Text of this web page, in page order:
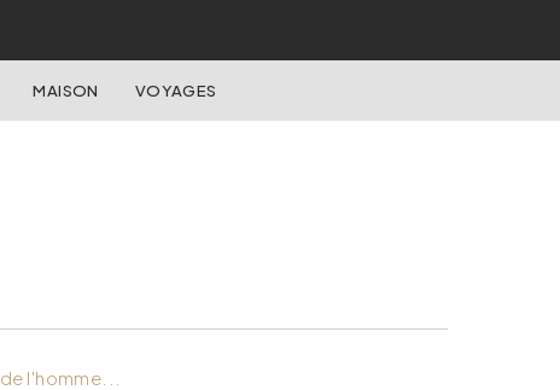
MAISON VOYAGES
l'homme...